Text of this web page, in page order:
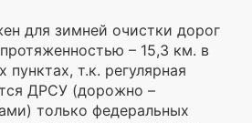
для зимней очистки дорог
– 15,3 км. в
пунктах, т.к. регулярная
ДРСУ (дорожно –
только федеральных